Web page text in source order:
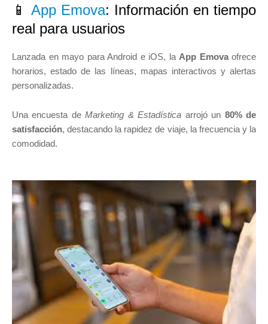
📱 App Emova: Información en tiempo
real para usuarios
Lanzada en mayo para Android e iOS, la App Emovaofrece
horarios, estado de las líneas, mapas interactivos y alertas
personalizadas.
Una encuesta deMarketing & Estadística arrojó un 80% de
satisfacción, destacando la rapidez de viaje, la frecuencia y la
comodidad.